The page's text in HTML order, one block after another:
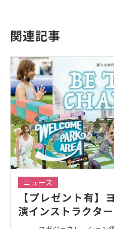
関連記事
ニュース
【プレゼント有】
演インストラクター